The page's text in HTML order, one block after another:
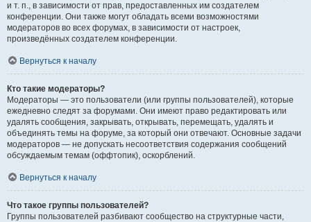
и т. п., в зависимости от прав, предоставленных им создателем
конференции. Они также могут обладать всеми возможностями
модераторов во всех форумах, в зависимости от настроек,
произведённых создателем конференции.
Вернуться к началу
Кто такие модераторы?
Модераторы — это пользователи (или группы пользователей), которые
ежедневно следят за форумами. Они имеют право редактировать или
удалять сообщения, закрывать, открывать, перемещать, удалять и
объединять темы на форуме, за который они отвечают. Основные задачи
модераторов — не допускать несоответствия содержания сообщений
обсуждаемым темам (оффтопик), оскорблений.
Вернуться к началу
Что такое группы пользователей?
Группы пользователей разбивают сообщество на структурные части,